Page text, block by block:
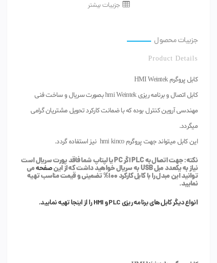
جزییات بیشتر
جزییات محصول
Product Details
کابل پروگرم HMI Weintek
کابل اتصال و برنامه ریزی hmi Weintek بصورت سریال و ساخت فنی
مهندسی آروین کنترل بوده که با ضمانت کارکرد تحویل مشتریان گرامی
میگردد.
این کابل میتواند جهت پروگرم hmi kinco نیز استفاده گردد.
نکته: جهت اتصال به PLC اگر PC یا لپتاپ شما فاقد پورت سریال است
نیاز به یکعدد مبل USB به سریال خواهید داشت که از این صفحهمی
توانید این مبدل را با کابل کارکرد 100% تضمینی و قیمت مناسب تهیه
نمایید.
انواع دیگر کابل های برنامه ریزی PLC و HMI را از اینجا تهیه نمایید.